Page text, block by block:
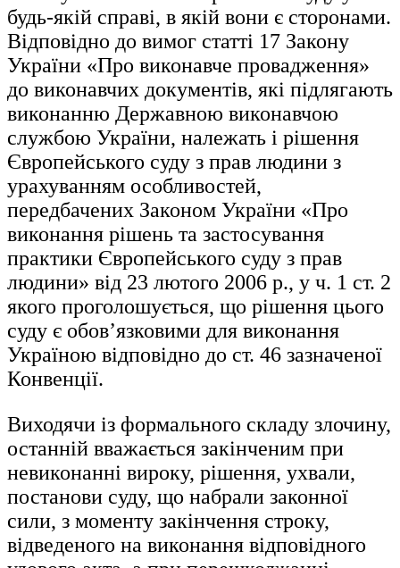
будь-якій справі, в якій вони є сторонами.
Відповідно до вимог статті 17 Закону
України «Про виконавче провадження»
до виконавчих документів, які підлягають
виконанню Державною виконавчою
службою України, належать і рішення
Європейського суду з прав людини з
урахуванням особливостей,
передбачених Законом України «Про
виконання рішень та застосування
практики Європейського суду з прав
людини» від 23 лютого 2006 р., у ч. 1 ст. 2
якого проголошується, що рішення цього
суду є обов’язковими для виконання
Україною відповідно до ст. 46 зазначеної
Конвенції.
Виходячи із формального складу злочину,
останній вважається закінченим при
невиконанні вироку, рішення, ухвали,
постанови суду, що набрали законної
сили, з моменту закінчення строку,
відведеного на виконання відповідного